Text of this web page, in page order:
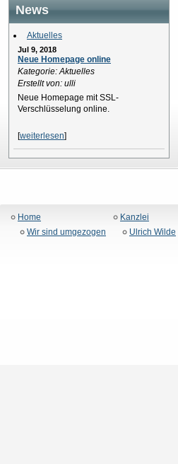
News
Aktuelles
Jul 9, 2018
Neue Homepage online
Kategorie: Aktuelles
Erstellt von: ulli
Neue Homepage mit SSL-
Verschlüsselung online.
[weiterlesen]
Home
Wir sind umgezogen
Kanzlei
Ulrich Wilde